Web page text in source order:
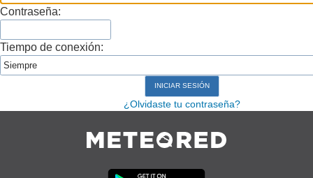
Contraseña:
Tiempo de conexión:
¿Olvidaste tu contraseña?